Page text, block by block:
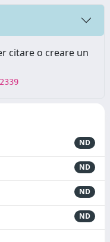
citare o creare un
ND
ND
ND
ND